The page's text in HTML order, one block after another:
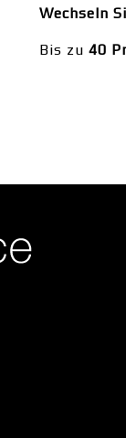
Wechseln
Bis zu 40